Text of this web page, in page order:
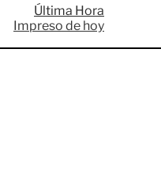
c
i
a
Última Hora
Impreso de hoy